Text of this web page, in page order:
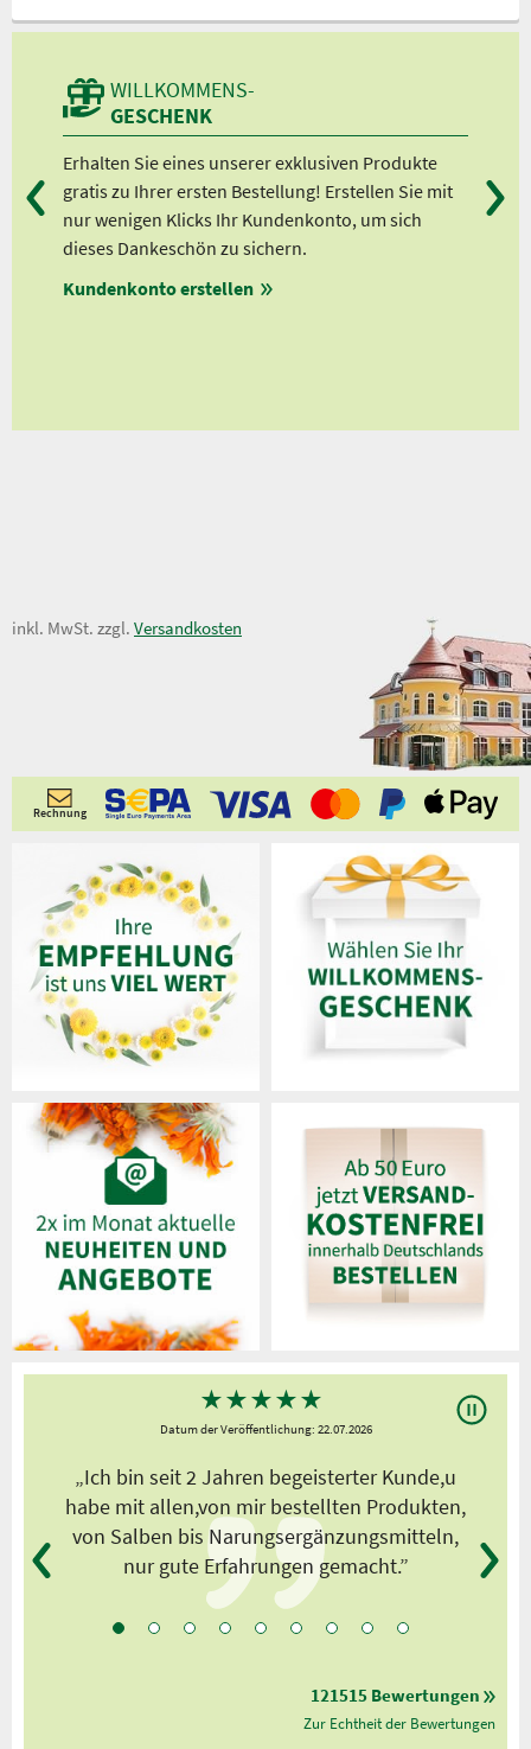
WILLKOMMENS-
GESCHENK
Erhalten Sie eines unserer exklusiven Produkte
gratis zu Ihrer ersten Bestellung! Erstellen Sie mit
nur wenigen Klicks Ihr Kundenkonto, um sich
dieses Dankeschön zu sichern.
Kundenkonto erstellen
Ab
55,00 €
inkl. MwSt. zzgl. Versandkosten
Rechnung
★★★★★
Datum der Veröffentlichung: 22.07.2026
„Ich bin seit 2 Jahren begeisterter Kunde,u
habe mit allen,von mir bestellten Produkten,
von Salben bis Narungsergänzungsmitteln,
nur gute Erfahrungen gemacht.”
121515 Bewertungen
Zur Echtheit der Bewertungen